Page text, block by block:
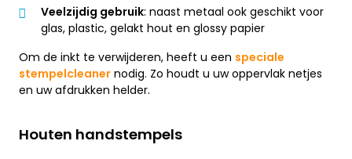
Veelzijdig gebruik: naast metaal ook geschikt voor
glas, plastic, gelakt hout en glossy papier
Om de inkt te verwijderen, heeft u een speciale
stempelcleaner nodig. Zo houdt u uw oppervlak netjes
en uw afdrukken helder.
Houten handstempels